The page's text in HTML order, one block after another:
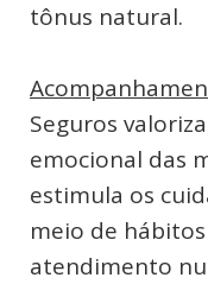
tônus natural.
Seguros
emocional das
estimula os
meio de
atendimento